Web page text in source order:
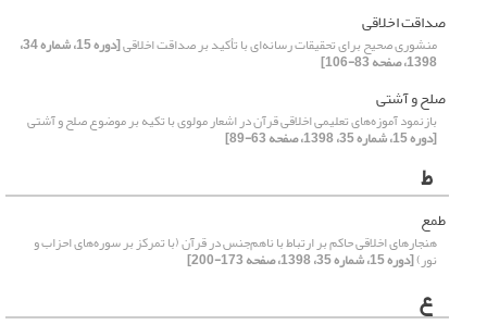
صداقت اخلاقی
منشوری صحیح برای تحقیقات رسانه‌ای با تأکید بر صداقت اخلاقی [دوره 15، شماره 34،
1398، صفحه 83-106]
صلح و آشتی
بازنمود آموزه‌های تعلیمی اخلاقی قرآن در اشعار مولوی با تکیه ‌بر موضوع صلح و آشتی
[دوره 15، شماره 35، 1398، صفحه 63-89]
ط
طمع
هنجارهای اخلاقی حاکم بر ارتباط با ناهم‌‌جنس در قرآن (با تمرکز بر سوره‌‌های احزاب و
نور)[دوره 15، شماره 35، 1398، صفحه 173-200]
ع